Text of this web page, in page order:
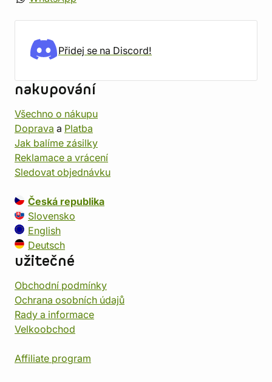
Přidej se na Discord!
nakupování
Všechno o nákupu
Doprava a Platba
Jak balíme zásilky
Reklamace a vrácení
Sledovat objednávku
Česká republika
Slovensko
English
Deutsch
užitečné
Obchodní podmínky
Ochrana osobních údajů
Rady a informace
Velkoobchod
Affiliate program